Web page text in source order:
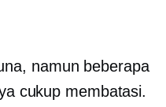
namun beberapa
cukup membatasi.